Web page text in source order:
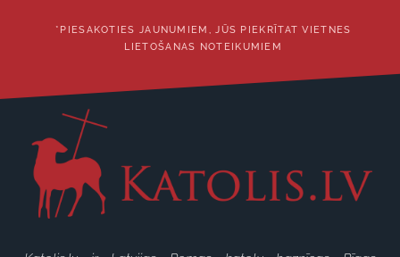
*PIESAKOTIES JAUNUMIEM, JŪS PIEKRĪTAT VIETNES
LIETOŠANAS NOTEIKUMIEM